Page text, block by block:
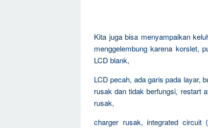
Kita juga bisa menyampaikan
menggelembung karena korslet,
LCD blank,
LCD pecah, ada garis pada layar,
rusak dan tidak berfungsi, restart
rusak,
charger rusak, integrated